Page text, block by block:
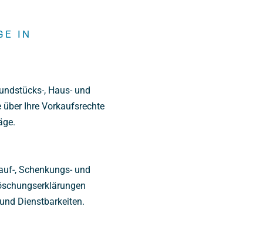
IN
, Haus- und
Ihre Vorkaufsrechte
, Schenkungs- und
Dienstbarkeiten.